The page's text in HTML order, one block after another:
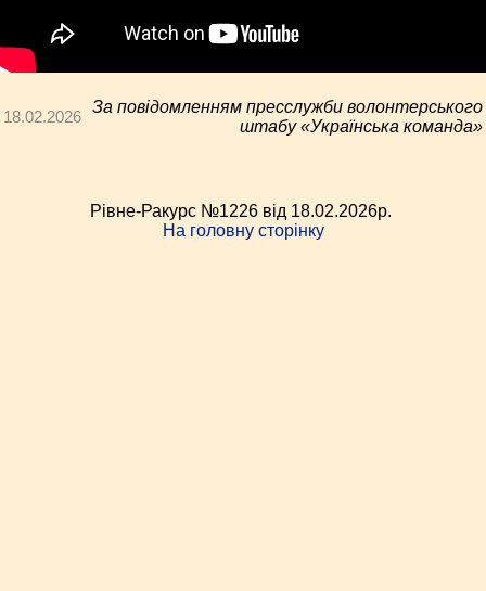
18.02.2026
За повідомленням пресслужби волонтерського
штабу «Українська команда»
Рівне-Ракурс №1226 від 18.02.2026p.
На головну сторінку